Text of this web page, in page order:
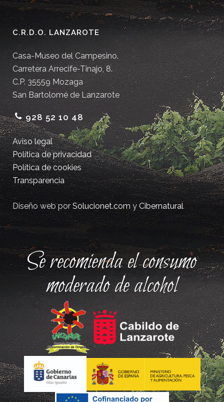
C.R.D.O. LANZAROTE
Casa-Museo del Campesino.
Carretera Arrecife-Tinajo, 8.
C.P. 35559 Mozaga
San Bartolomé de Lanzarote
928 52 10 48
Aviso legal
Política de privacidad
Política de cookies
Transparencia
Diseño web porSolucionet.comyCibernatural
Se recomienda el consumo
moderado de alcohol